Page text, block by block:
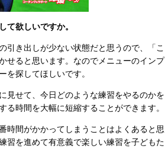
欲しいですか。
き出しが少ない状態だと思うので、「こ
せると思います。なのでメニューのインプ
を探してほしいです。
見せて、今日どのような練習をやるのかを
時間を大幅に短縮することができます。
時間がかかってしまうことはよくあると思
習を進めて有意義で楽しい練習を子どもた